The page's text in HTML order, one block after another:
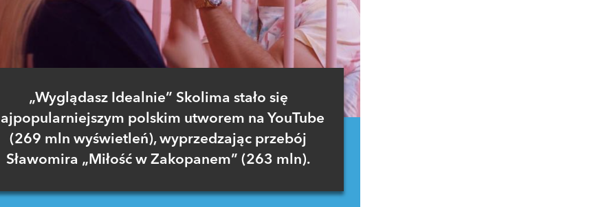
„Wyglądasz Idealnie” Skolima stało się
polskim utworem na YouTube
(269 mln wyświetleń), wyprzedzając przebój
Sławomira „Miłość w Zakopanem” (263 mln).